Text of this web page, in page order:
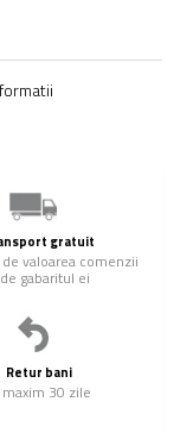
gratuit
valoarea comenzii
gabaritul ei
Retur bani
maxim 30 zile